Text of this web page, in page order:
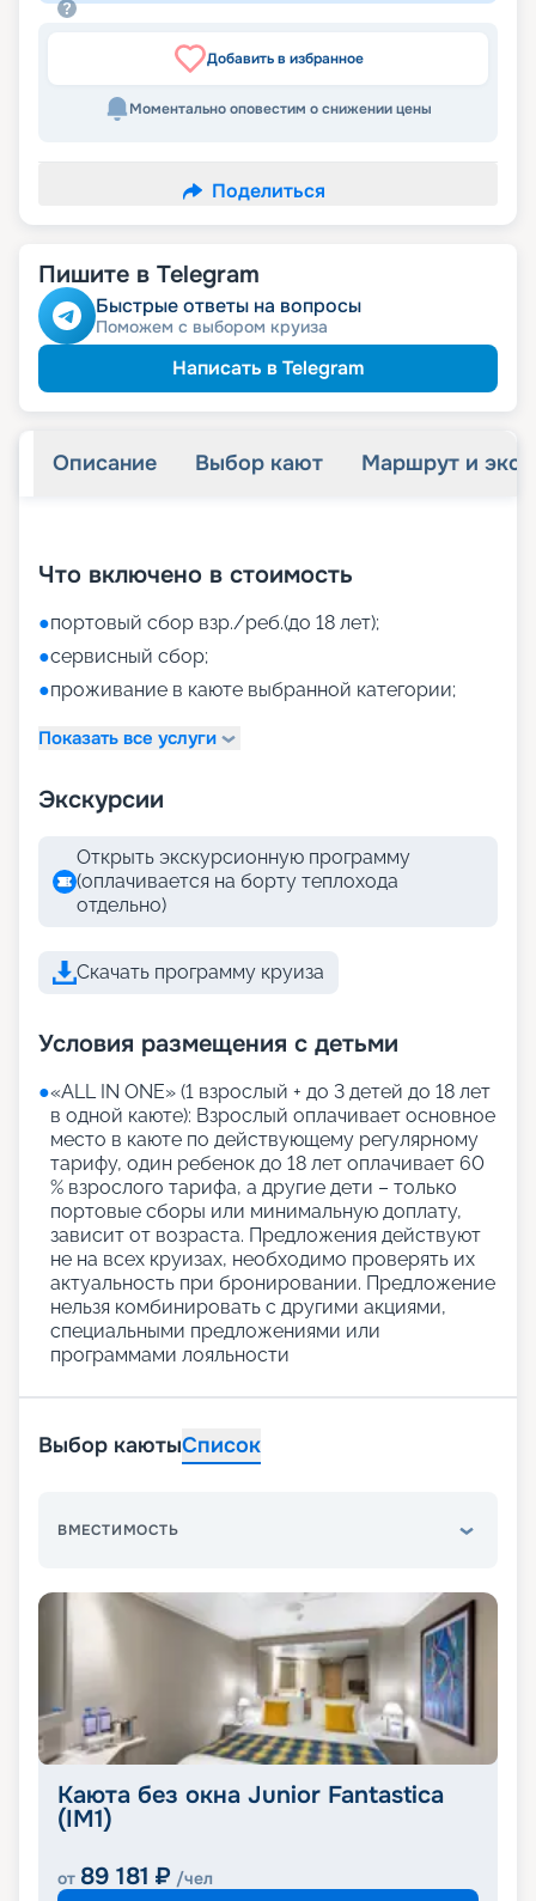
Добавить в избранное
Моментально оповестим о снижении цены
Поделиться
Пишите в Telegram
Быстрые ответы на вопросы
Поможем с выбором круиза
Написать в Telegram
Описание Выбор кают Маршрут и
Что включено в стоимость
●портовый сбор взр./реб.(до 18 лет);
●сервисный сбор;
●проживание в каюте выбранной категории;
Показать все услуги
Экскурсии
Открыть экскурсионную программу
(оплачивается на борту теплохода
отдельно)
Скачать программу круиза
Условия размещения с детьми
●«АLL IN ONE» (1 взрослый + до 3 детей до 18 лет
в одной каюте): Взрослый оплачивает основное
место в каюте по действующему регулярному
тарифу, один ребенок до 18 лет оплачивает 60
% взрослого тарифа, а другие дети – только
портовые сборы или минимальную доплату,
зависит от возраста. Предложения действуют
не на всех круизах, необходимо проверять их
актуальность при бронировании. Предложение
нельзя комбинировать с другими акциями,
специальными предложениями или
программами лояльности
Выбор каютыСписок
ВМЕСТИМОСТЬ
Каюта без окна Junior Fantastica
(IM1)
от 89 181 ₽ /чел